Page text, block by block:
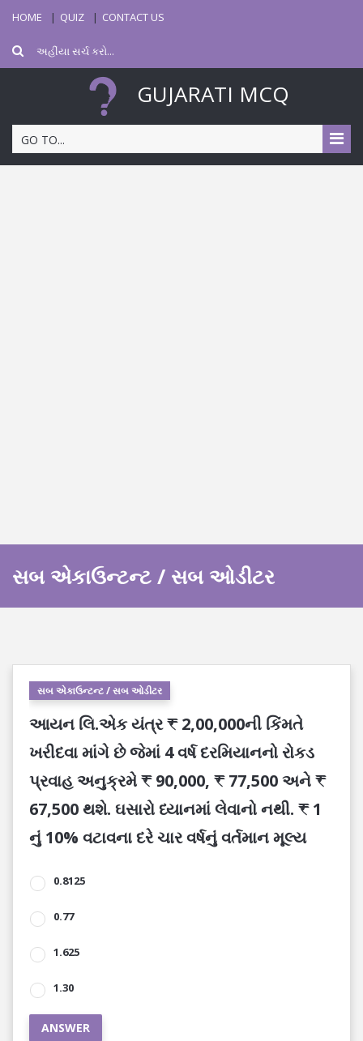
HOME QUIZ CONTACT US
GUJARATI MCQ
GO TO...
સબ એકાઉન્ટન્ટ / સબ ઓડીટર
સબ એકાઉન્ટન્ટ / સબ ઓડીટર
આયન લિ.એક યંત્ર ₹ 2,00,000ની કિંમતે
ખરીદવા માંગે છે જેમાં 4 વર્ષ દરમિયાનનો રોકડ
પ્રવાહ અનુક્રમે ₹ 90,000, ₹ 77,500 અને ₹
67,500 થશે. ઘસારો ધ્યાનમાં લેવાનો નથી. ₹ 1
નું 10% વટાવના દરે ચાર વર્ષનું વર્તમાન મૂલ્ય
0.8125
0.77
1.625
1.30
ANSWER